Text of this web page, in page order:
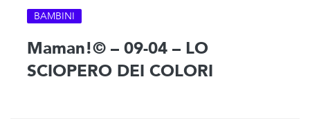
BAMBINI
Maman!© – 09-04 – LO
SCIOPERO DEI COLORI